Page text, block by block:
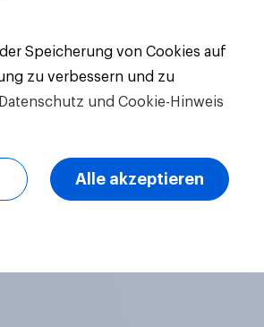
Speicherung von Cookies auf
zu verbessern und zu
Datenschutz und Cookie-Hinweis
Alle akzeptieren